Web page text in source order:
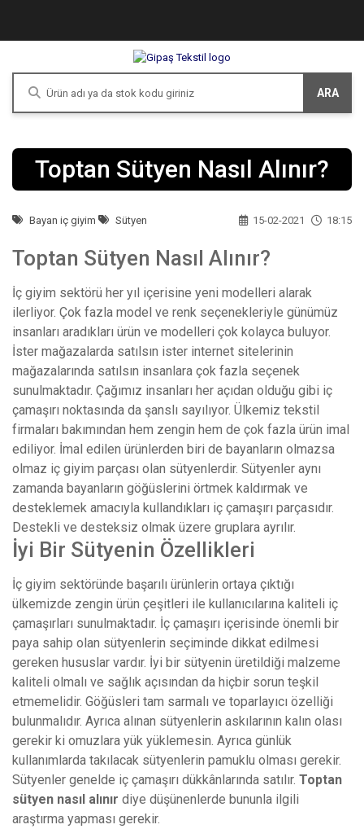
ARA
Toptan Sütyen Nasıl Alınır?
Bayan iç giyim Sütyen 15-02-2021 18:15
Toptan Sütyen Nasıl Alınır?
İç giyim sektörü her yıl içerisine yeni modelleri alarak
ilerliyor. Çok fazla model ve renk seçenekleriyle günümüz
insanları aradıkları ürün ve modelleri çok kolayca buluyor.
İster mağazalarda satılsın ister internet sitelerinin
mağazalarında satılsın insanlara çok fazla seçenek
sunulmaktadır. Çağımız insanları her açıdan olduğu gibi iç
çamaşırı noktasında da şanslı sayılıyor. Ülkemiz tekstil
firmaları bakımından hem zengin hem de çok fazla ürün imal
ediliyor. İmal edilen ürünlerden biri de bayanların olmazsa
olmaz iç giyim parçası olan sütyenlerdir. Sütyenler aynı
zamanda bayanların göğüslerini örtmek kaldırmak ve
desteklemek amacıyla kullandıkları iç çamaşırı parçasıdır.
Destekli ve desteksiz olmak üzere gruplara ayrılır.
İyi Bir Sütyenin Özellikleri
İç giyim sektöründe başarılı ürünlerin ortaya çıktığı
ülkemizde zengin ürün çeşitleri ile kullanıcılarına kaliteli iç
çamaşırları sunulmaktadır. İç çamaşırı içerisinde önemli bir
paya sahip olan sütyenlerin seçiminde dikkat edilmesi
gereken hususlar vardır. İyi bir sütyenin üretildiği malzeme
kaliteli olmalı ve sağlık açısından da hiçbir sorun teşkil
etmemelidir. Göğüsleri tam sarmalı ve toparlayıcı özelliği
bulunmalıdır. Ayrıca alınan sütyenlerin askılarının kalın olası
gerekir ki omuzlara yük yüklemesin. Ayrıca günlük
kullanımlarda takılacak sütyenlerin pamuklu olması gerekir.
Sütyenler genelde iç çamaşırı dükkânlarında satılır. Toptan
sütyen nasıl alınır diye düşünenlerde bununla ilgili
araştırma yapması gerekir.